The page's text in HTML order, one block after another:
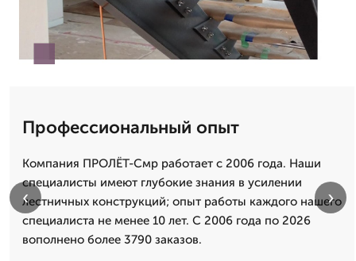
Профессиональный опыт
Компания ПРОЛЁТ-Смр работает с 2006 года. Наши
специалисты имеют глубокие знания в усилении
лестничных конструкций; опыт работы каждого нашего
специалиста не менее 10 лет. С 2006 года по 2026
вополнено более 3790 заказов.
‹ ›